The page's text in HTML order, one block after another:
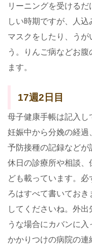
リーニングを受ける
しい時期ですが、人込
マスクをしたり、うが
う。りんご病などお
ます。
17週2日目
母子健康手帳は記入し
妊娠中から分娩の経過
予防接種の記録など
休日の診療所や相談
ども載っています。
ろはすべて書いてお
してくださいね。外
うな場合にカバンに入
かかりつけの病院の連